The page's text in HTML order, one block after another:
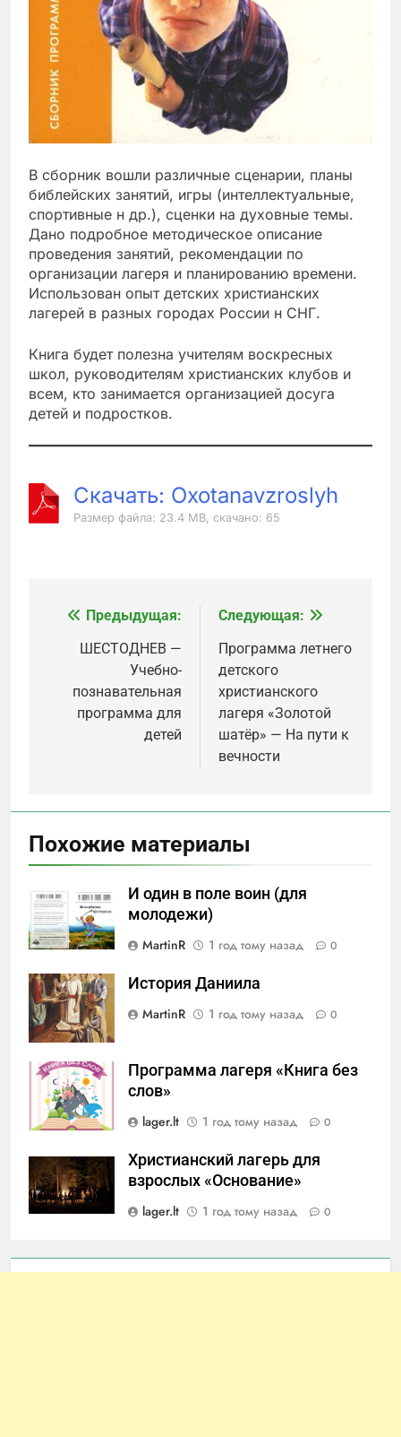
В сборник вошли различные сценарии, планы
библейских занятий, игры (интеллектуальные,
спортивные н др.), сценки на духовные темы.
Дано подробное методическое описание
проведения занятий, рекомендации по
организации лагеря и планированию времени.
Использован опыт детских христианских
лагерей в разных городах России н СНГ.
Книга будет полезна учителям воскресных
школ, руководителям христианских клубов и
всем, кто занимается организацией досуга
детей и подростков.
Скачать: Oxotanavzroslyh
Размер файла: 23.4 MB, скачано: 65
Навигация
записям
Предыдущая:
ШЕСТОДНЕВ —
Учебно-
познавательная
программа для
детей
Следующая:
Программа летнего
детского
христианского
лагеря «Золотой
шатёр» — На пути к
вечности
Похожие материалы
И один в поле воин (для
молодежи)
MartinR
1 год тому назад 0
История Даниила
MartinR
1 год тому назад 0
Программа лагеря «Книга без
слов»
lager.lt
1 год тому назад 0
Христианский лагерь для
взрослых «Основание»
lager.lt
1 год тому назад 0